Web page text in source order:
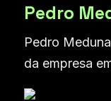
Pedro
Pedro
da empresa